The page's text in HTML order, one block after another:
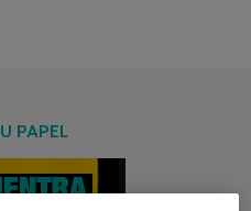
PAPEL